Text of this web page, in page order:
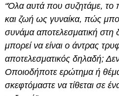
“Όλα αυτά που συζητάμε, το
και ζωή ως γυναίκα, πώς
συνάμα αποτελεσματική
μπορεί να είναι ο άντρας
αποτελεσματικός δηλαδή;
Οποιοδήποτε ερώτημα ή
σκεφτόμαστε να τίθεται σε